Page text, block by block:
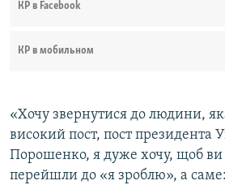
КР в Facebook
КР в мобильном
«Хочу звернутися до людини,
високий пост, пост президента
Порошенко, я дуже хочу, щоб ви
перейшли до «я зроблю», а